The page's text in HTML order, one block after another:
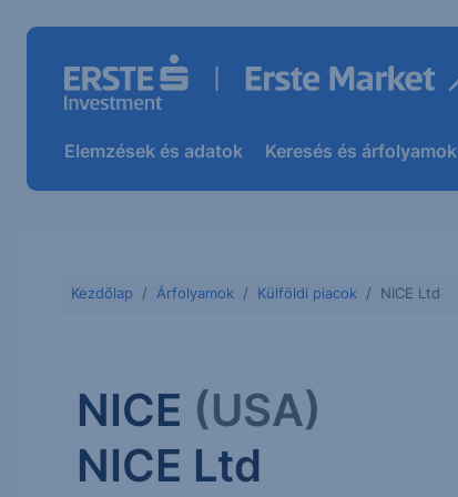
Elemzések és adatok Keresés és árfolyamok
Kezdőlap Árfolyamok Külföldi piacok NICE Ltd
NICE (USA)
NICE Ltd